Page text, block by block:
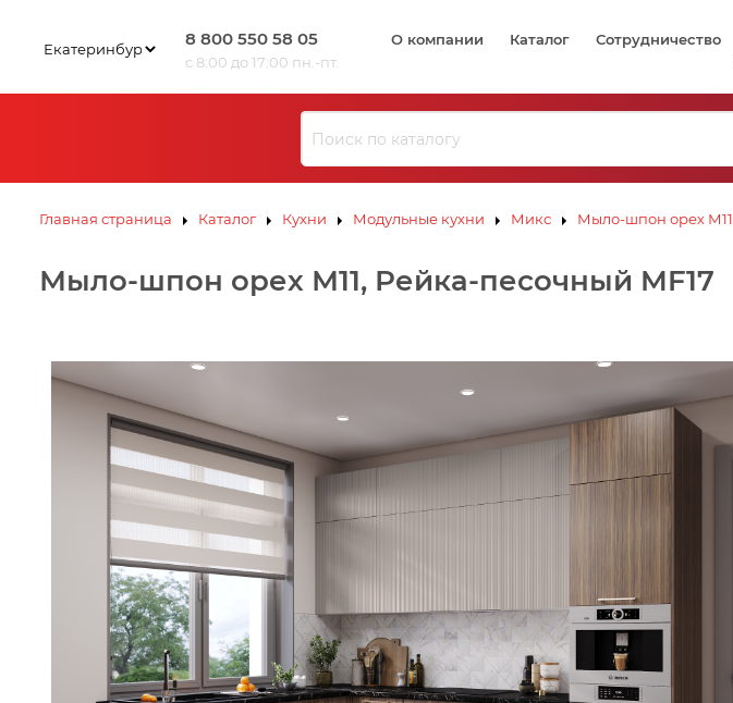
8 800 550 58 05
с 8:00 до 17:00 пн.-пт.
О компании Каталог Сотрудничество
Главная страница Каталог Кухни Модульные кухни Микс Мыло-шпон орех
Мыло-шпон орех М11, Рейка-песочный MF17